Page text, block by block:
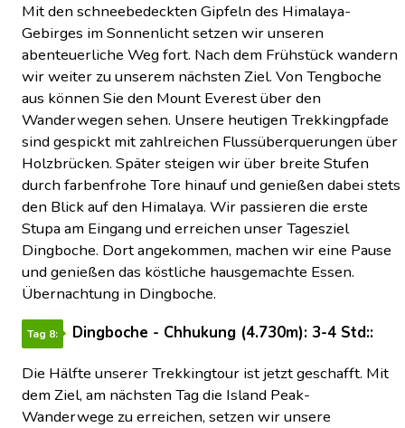
Mit den schneebedeckten Gipfeln des Himalaya-
Gebirges im Sonnenlicht setzen wir unseren
abenteuerliche Weg fort. Nach dem Frühstück wandern
wir weiter zu unserem nächsten Ziel. Von Tengboche
aus können Sie den Mount Everest über den
Wanderwegen sehen. Unsere heutigen Trekkingpfade
sind gespickt mit zahlreichen Flussüberquerungen über
Holzbrücken. Später steigen wir über breite Stufen
durch farbenfrohe Tore hinauf und genießen dabei stets
den Blick auf den Himalaya. Wir passieren die erste
Stupa am Eingang und erreichen unser Tagesziel
Dingboche. Dort angekommen, machen wir eine Pause
und genießen das köstliche hausgemachte Essen.
Übernachtung in Dingboche.
Tag 8:
Dingboche - Chhukung (4.730m): 3-4 Std::
Die Hälfte unserer Trekkingtour ist jetzt geschafft. Mit
dem Ziel, am nächsten Tag die Island Peak-
Wanderwege zu erreichen, setzen wir unsere